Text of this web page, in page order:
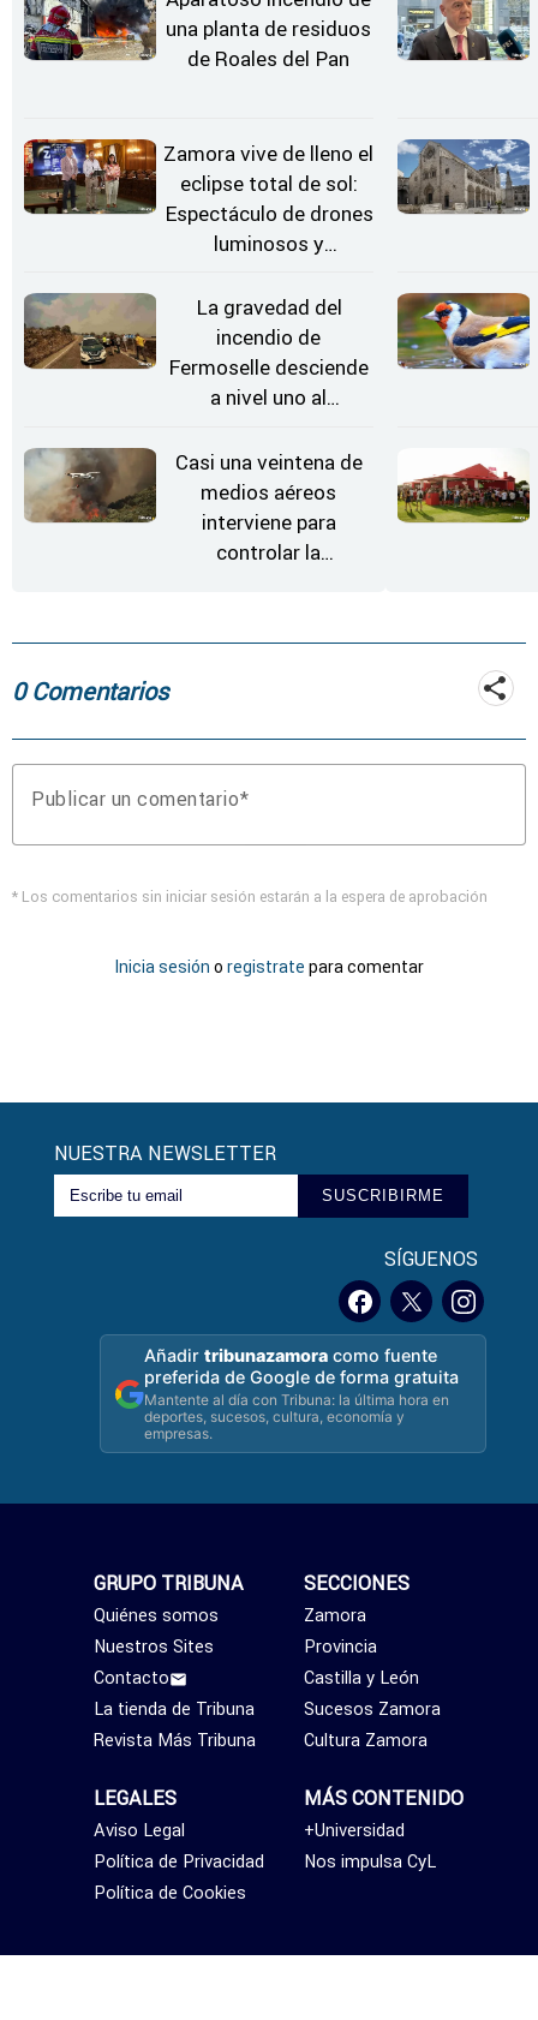
una planta de residuos
de Roales del Pan
Zamora vive de lleno el
eclipse total de sol:
Espectáculo de drones
luminosos y
Estrellas
La gravedad del
incendio de
Fermoselle desciende
a nivel uno al
"favorable" y disminuir
el riesgo
Casi una veintena de
medios aéreos
interviene para
controlar la
Fermoselle
0 Comentarios
Publicar un comentario
* Los comentarios sin iniciar sesión estarán a la espera de aprobación
Inicia sesión o registrate para comentar
NUESTRA NEWSLETTER
SUSCRIBIRME
SÍGUENOS
Añadirtribunazamora como fuente
preferida de Google de forma gratuita
Mantente al día con Tribuna: la última hora en
deportes, sucesos, cultura, economía y
empresas.
SECCIONES
Zamora
Provincia
Castilla y León
Sucesos Zamora
Cultura Zamora
MÁS CONTENIDO
+Universidad
Nos impulsa CyL
GRUPO TRIBUNA
Quiénes somos
Nuestros Sites
Contacto
La tienda de Tribuna
Revista Más Tribuna
LEGALES
Aviso Legal
Política de Privacidad
Política de Cookies